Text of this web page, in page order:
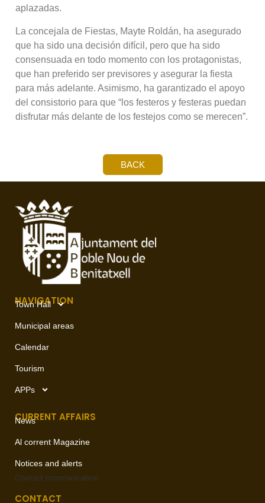
aplazadas.
La concejala de Fiestas, Mayte Roldán, ha asegurado
que ha sido una decisión difícil, pero que ha sido
consensuada en todo momento con los protagonistas,
que han preferido ser previsores y asegurar la fiesta
para más adelante. Asimismo, ha garantizado el apoyo
del consistorio para que “los festeros y festeras puedan
disfrutar más delante de los festejos como se merecen”.
BACK
NAVIGATION
Town Hall
Municipal areas
Calendar
Tourism
APPs
CURRENT AFFAIRS
News
Al corrent Magazine
Notices and alerts
Contact communication
CONTACT